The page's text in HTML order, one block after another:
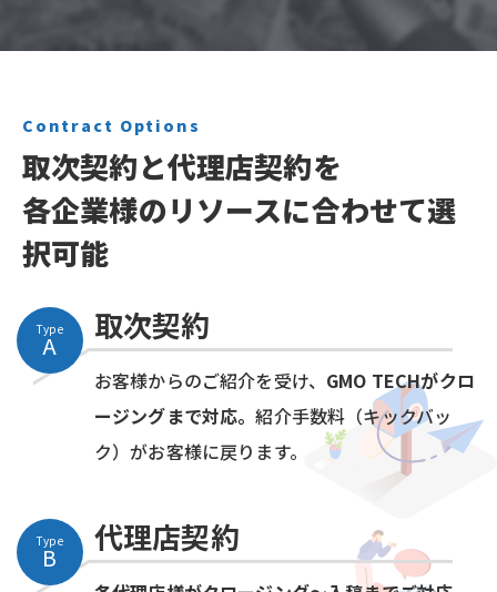
Contract Options
取次契約と代理店契約を
各企業様のリソースに合わせて選
択可能
Type
A
取次契約
お客様からのご紹介を受け、 GMO TECHがクロ
ージングまで対応。紹介手数料（キックバッ
ク）がお客様に戻ります。
Type
B
代理店契約